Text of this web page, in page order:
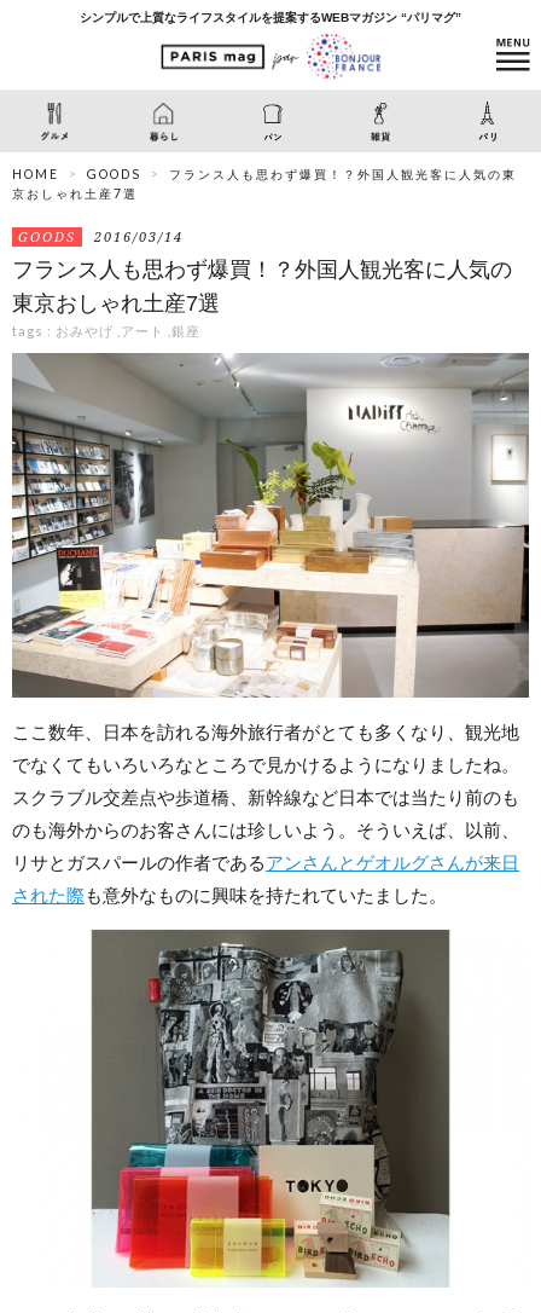
シンプルで上質なライフスタイルを提案するWEBマガジン “パリマグ”
HOME GOODS
フランス人も思わず爆買！？外国人観光客に人気の東
京おしゃれ土産7選
GOODS 2016/03/14
フランス人も思わず爆買！？外国人観光客に人気の
東京おしゃれ土産7選
tags : おみやげ アート 銀座
ここ数年、日本を訪れる海外旅行者がとても多くなり、観光地
でなくてもいろいろなところで見かけるようになりましたね。
スクラブル交差点や歩道橋、新幹線など日本では当たり前のも
のも海外からのお客さんには珍しいよう。そういえば、以前、
リサとガスパールの作者であるアンさんとゲオルグさんが来日
された際も意外なものに興味を持たれていたました。